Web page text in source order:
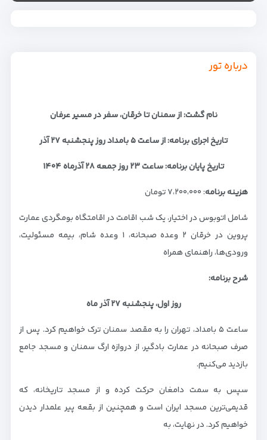
درباره تور
نام گشت: از سمنان تا خرقان، سفر در مسیر عرفان
تاریخ اجرای برنامه: از ساعت ۵ بامداد روز پنجشنبه ۲۷ آذر
تاریخ پایان برنامه: ساعت ۲۳ روز جمعه ۲۸ آذرماه ۱۴۰۴
هزینه برنامه: ۷،۲۰۰،۰۰۰ تومان
شامل اتوبوس در اختیار، یک شب اقامت در اقامتگاه بومگردی عمارت
پروین در خرقان ۲ وعده صبحانه، ۱ وعده شام، بیمه مسئولیت،
ورودی‌ها، راهنمای همراه
شرح برنامه:
روز اول، پنجشنبه ۲۷ آذر ماه
ساعت ۵ بامداد، تهران را به مقصد سمنان ترک خواهیم کرد. پس از
صرف صبحانه در عمارت بادگیر، از دروازه ارگ سمنان و مسجد جامع
بازدید می‌کنیم.
سپس به سمت دامغان حرکت کرده و از مسجد تاریخانه، که
قدیمی‌ترین مسجد ایران است و همچنین از بقعه پیر علمدار دیدن
خواهیم کرد. در نهایت، به